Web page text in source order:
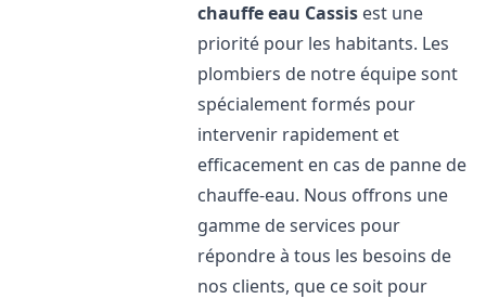
chauffe eau Cassis est une
priorité pour les habitants. Les
plombiers de notre équipe sont
spécialement formés pour
intervenir rapidement et
efficacement en cas de panne de
chauffe-eau. Nous offrons une
gamme de services pour
répondre à tous les besoins de
nos clients, que ce soit pour